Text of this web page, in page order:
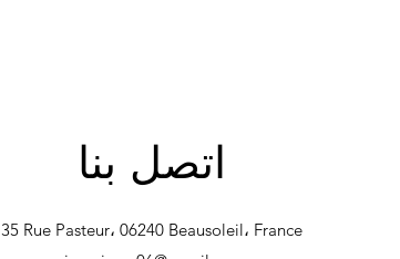
اتصل بنا
35 Rue Pasteur، 06240 Beausoleil، France